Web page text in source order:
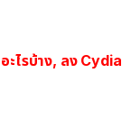
ะไรบ้าง, ลง Cydia